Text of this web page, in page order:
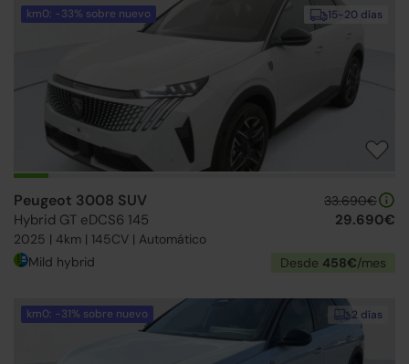
15-20 días
km0: -33% sobre nuevo
Peugeot 3008 SUV
Hybrid GT eDCS6 145
2025 | 4km | 145CV | Automático
33.690€
29.690€
Mild hybrid Desde 458€/mes
2 días
km0: -31% sobre nuevo